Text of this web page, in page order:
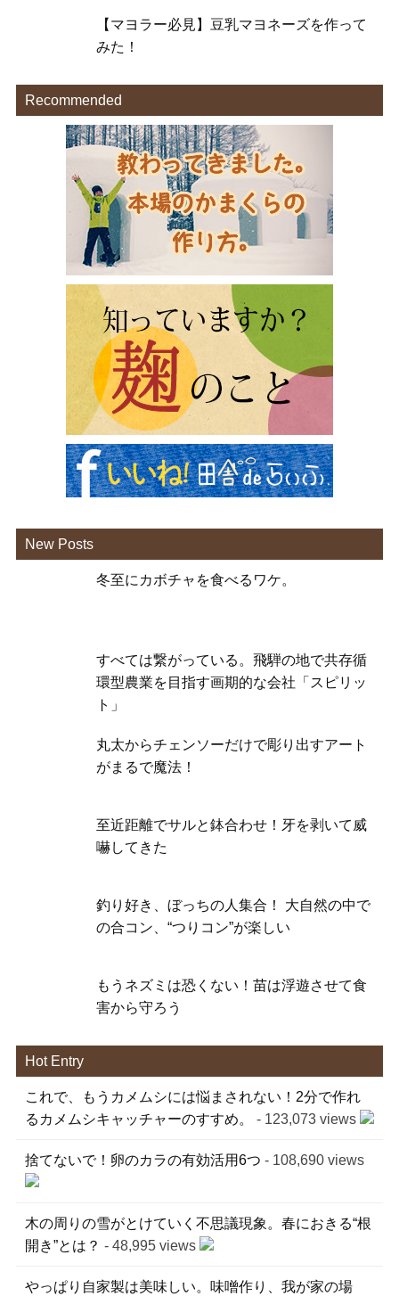
【マヨラー必見】豆乳マヨネーズを作って
みた！
Recommended
New Posts
冬至にカボチャを食べるワケ。
すべては繋がっている。飛騨の地で共存循
環型農業を目指す画期的な会社「スピリッ
ト」
丸太からチェンソーだけで彫り出すアート
がまるで魔法！
至近距離でサルと鉢合わせ！牙を剥いて威
嚇してきた
釣り好き、ぼっちの人集合！ 大自然の中で
の合コン、“つりコン”が楽しい
もうネズミは恐くない！苗は浮遊させて食
害から守ろう
Hot Entry
これで、もうカメムシには悩まされない！2分で作れ
るカメムシキャッチャーのすすめ。
- 123,073 views
捨てないで！卵のカラの有効活用6つ - 108,690 views
木の周りの雪がとけていく不思議現象。春におきる“根
開き”とは？ - 48,995 views
やっぱり自家製は美味しい。味噌作り、我が家の場